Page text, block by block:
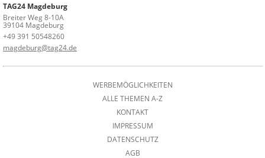
TAG24 Magdeburg
Breiter Weg 8-10A
39104 Magdeburg
+49 391 50548260
magdeburg@tag24.de
WERBEMÖGLICHKEITEN
ALLE THEMEN A-Z
KONTAKT
IMPRESSUM
DATENSCHUTZ
AGB